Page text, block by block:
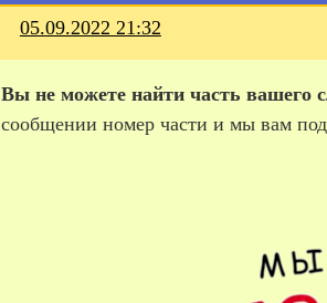
05.09.2022 21:32
Вы не можете найти часть вашего
сообщении номер части и мы вам